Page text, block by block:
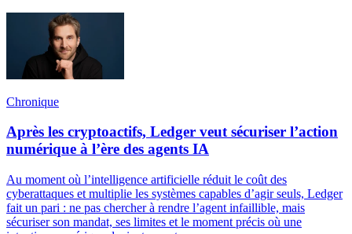
Chronique
Après les cryptoactifs, Ledger veut sécuriser l’action
numérique à l’ère des agents IA
Au moment où l’intelligence artificielle réduit le coût des
cyberattaques et multiplie les systèmes capables d’agir seuls, Ledger
fait un pari : ne pas chercher à rendre l’agent infaillible, mais
sécuriser son mandat, ses limites et le moment précis où une